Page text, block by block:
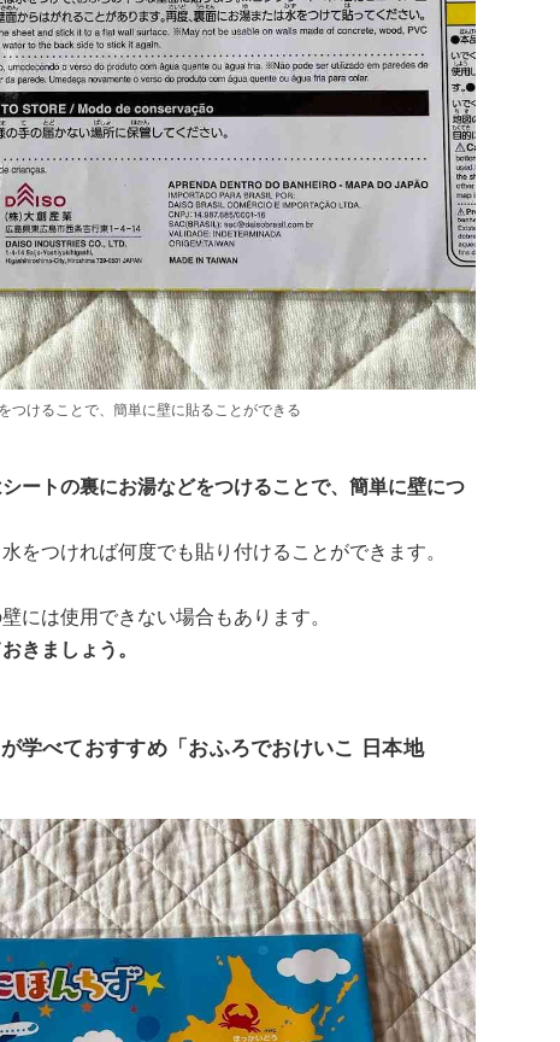
つけることで、簡単に壁に貼ることができる
ートの裏にお湯などをつけることで、簡単に壁につ
をつければ何度でも貼り付けることができます。
には使用できない場合もあります。
きましょう。
学べておすすめ「おふろでおけいこ 日本地